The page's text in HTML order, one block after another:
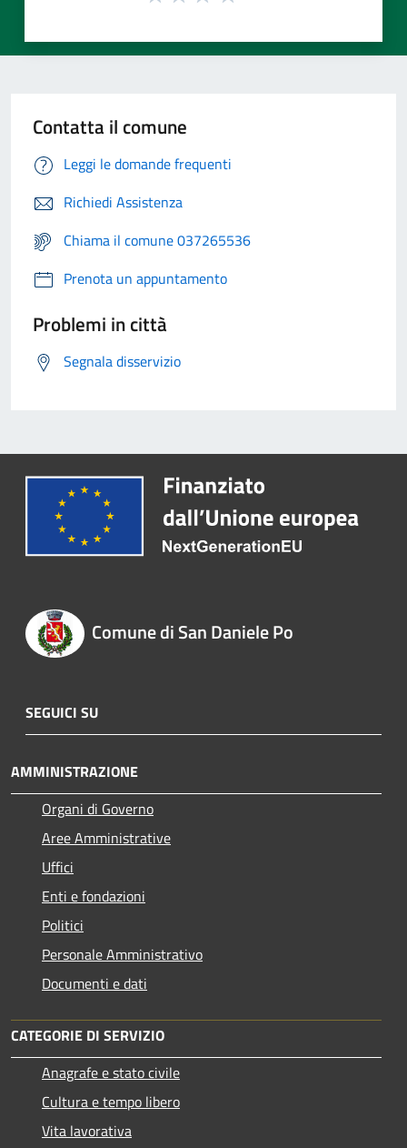
Contatta il comune
Leggi le domande frequenti
Richiedi Assistenza
Chiama il comune 037265536
Prenota un appuntamento
Problemi in città
Segnala disservizio
Comune di San Daniele Po
SEGUICI SU
AMMINISTRAZIONE
Organi di Governo
Aree Amministrative
Uffici
Enti e fondazioni
Politici
Personale Amministrativo
Documenti e dati
CATEGORIE DI SERVIZIO
Anagrafe e stato civile
Cultura e tempo libero
Vita lavorativa